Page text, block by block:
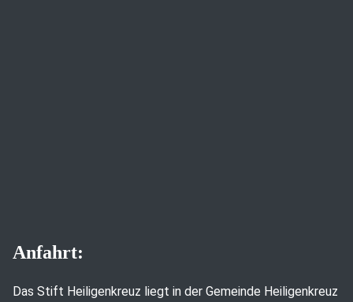
Anfahrt:
Das Stift Heiligenkreuz liegt in der Gemeinde Heiligenkreuz